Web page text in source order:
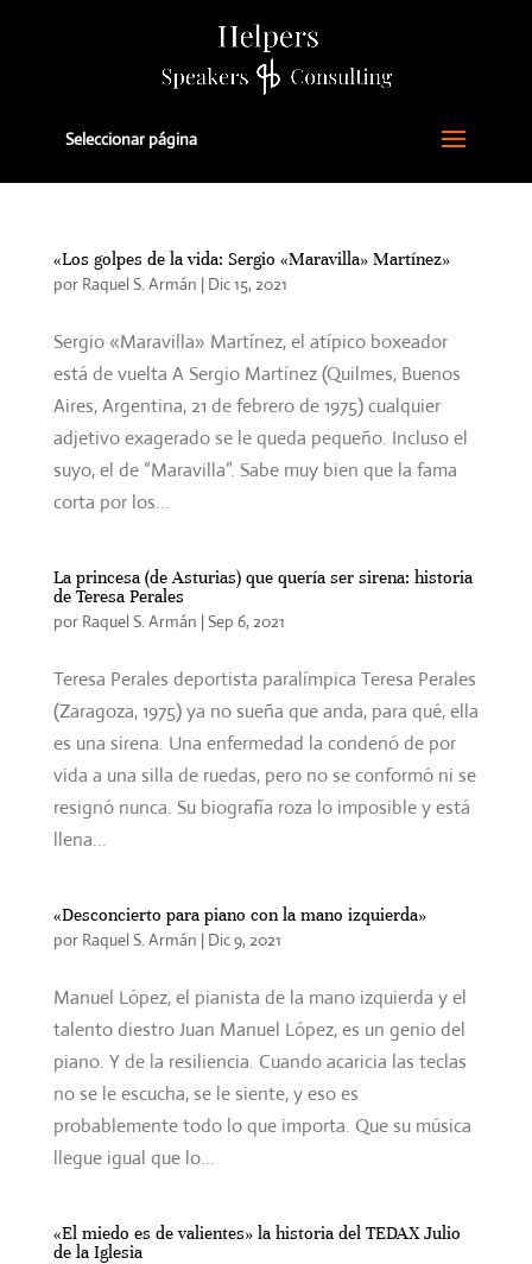
Seleccionar página
«Los golpes de la vida: Sergio «Maravilla» Martínez»
por Raquel S. Armán | Dic 15, 2021
Sergio «Maravilla» Martínez, el atípico boxeador
está de vuelta A Sergio Martínez (Quilmes, Buenos
Aires, Argentina, 21 de febrero de 1975) cualquier
adjetivo exagerado se le queda pequeño. Incluso el
suyo, el de “Maravilla”. Sabe muy bien que la fama
corta por los...
La princesa (de Asturias) que quería ser sirena: historia
de Teresa Perales
por Raquel S. Armán |Sep 6, 2021
Teresa Perales deportista paralímpica Teresa Perales
(Zaragoza, 1975) ya no sueña que anda, para qué, ella
es una sirena. Una enfermedad la condenó de por
vida a una silla de ruedas, pero no se conformó ni se
resignó nunca. Su biografía roza lo imposible y está
llena...
«Desconcierto para piano con la mano izquierda»
por Raquel S. Armán | Dic 9, 2021
Manuel López, el pianista de la mano izquierda y el
talento diestro Juan Manuel López, es un genio del
piano. Y de la resiliencia. Cuando acaricia las teclas
no se le escucha, se le siente, y eso es
probablemente todo lo que importa. Que su música
llegue igual que lo...
«El miedo es de valientes» la historia del TEDAX Julio
de la Iglesia